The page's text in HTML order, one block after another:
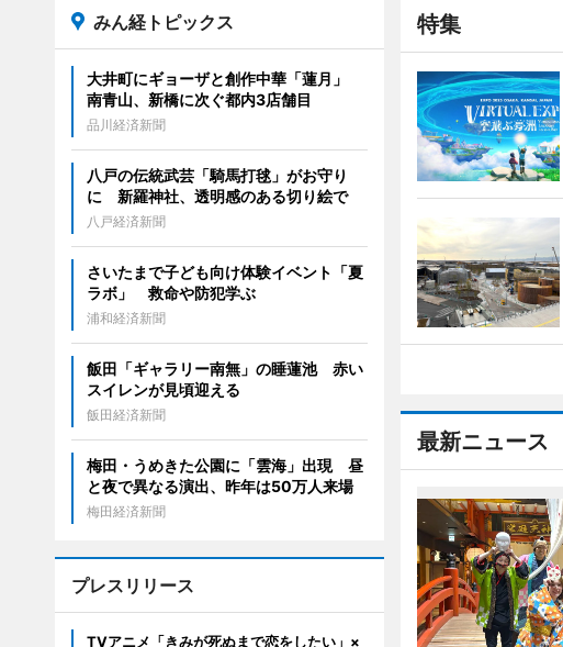
特集
最新ニュース
みん経トピックス
大井町にギョーザと創作中華「蓮月」
南青山、新橋に次ぐ都内3店舗目
品川経済新聞
八戸の伝統武芸「騎馬打毬」がお守り
に 新羅神社、透明感のある切り絵で
八戸経済新聞
さいたまで子ども向け体験イベント「夏
ラボ」 救命や防犯学ぶ
浦和経済新聞
飯田「ギャラリー南無」の睡蓮池 赤い
スイレンが見頃迎える
飯田経済新聞
梅田・うめきた公園に「雲海」出現 昼
と夜で異なる演出、昨年は50万人来場
梅田経済新聞
プレスリリース
TVアニメ「きみが死ぬまで恋をしたい」×